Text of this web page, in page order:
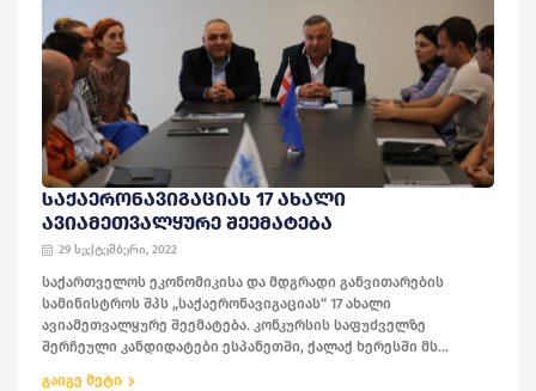
ᲡᲐᲥᲐᲔᲠᲝᲜᲐᲕᲘᲒᲐᲪᲘᲐᲡ 17 ᲐᲮᲐᲚᲘ
ᲐᲕᲘᲐᲛᲔᲗᲕᲐᲚᲧᲣᲠᲔ ᲨᲔᲔᲛᲐᲢᲔᲑᲐ
29 სექტემბერი, 2022
საქართველოს ეკონომიკისა და მდგრადი განვითარების
სამინისტროს შპს „საქაერონავიგაციას“ 17 ახალი
ავიამეთვალყურე შეემატება. კონკურსის საფუძველზე
შერჩეული კანდიდატები ესპანეთში, ქალაქ ხერესში მს...
გაიგე მეტი